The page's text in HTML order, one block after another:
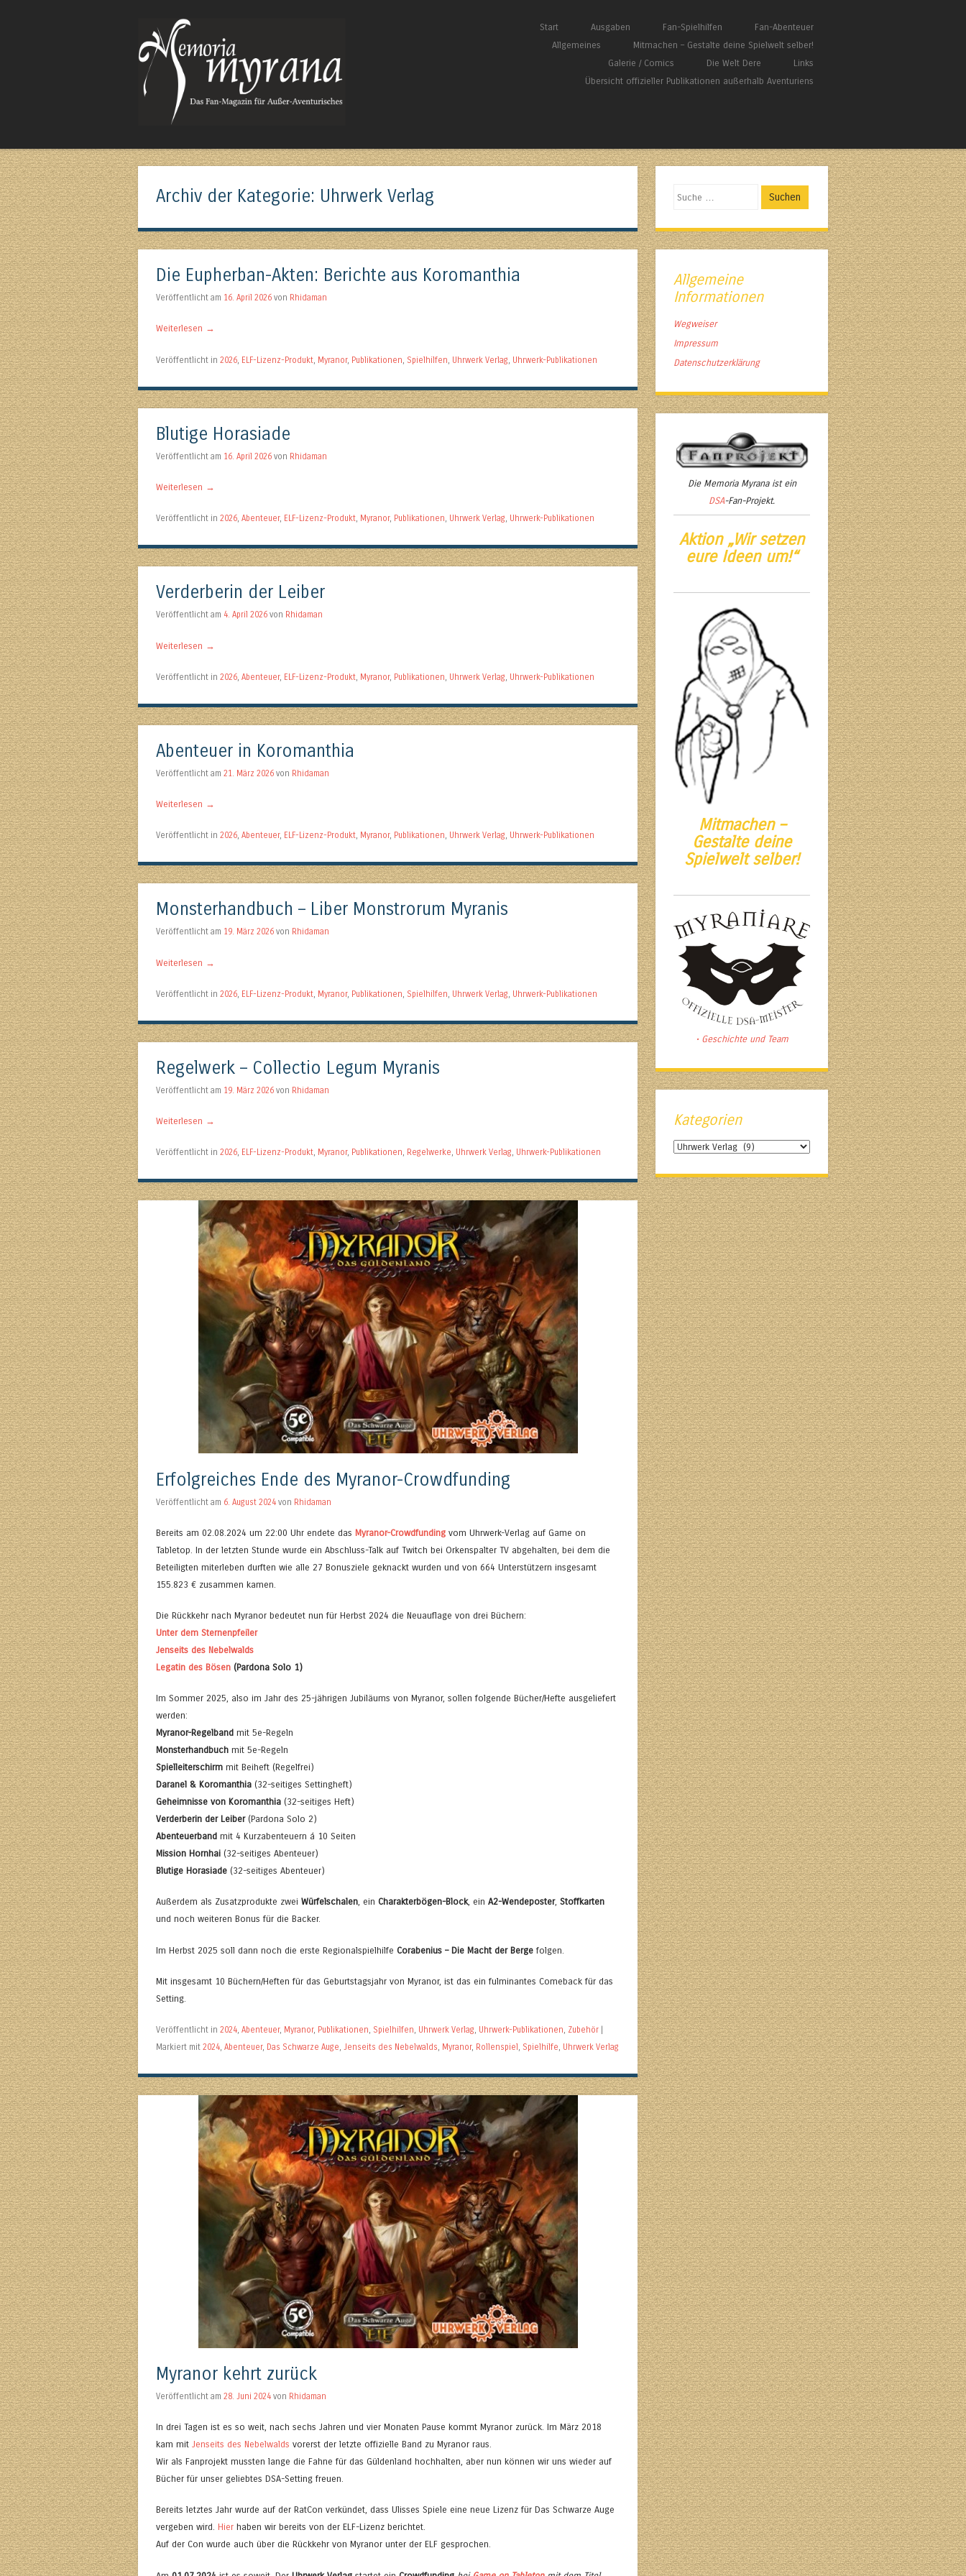
Springe zum Inhalt
Start Ausgaben Fan-Spielhilfen
Fan-Abenteuer
Allgemeines
Mitmachen – Gestalte deine Spielwelt selber!
Galerie / Comics
Die Welt Dere
Links
Übersicht offizieller Publikationen außerhalb Aventuriens
Archiv der Kategorie: Uhrwerk Verlag
Die Eupherban-Akten: Berichte aus Koromanthia
Veröffentlicht am 16. April 2026 von Rhidaman
Weiterlesen →
Veröffentlicht in 2026 ELF-Lizenz-Produkt Myranor, Publikationen Spielhilfen Uhrwerk Verlag Uhrwerk-Publikationen
Blutige Horasiade
Veröffentlicht am 16. April 2026 von Rhidaman
Weiterlesen →
Veröffentlicht in 2026, Abenteuer, ELF-Lizenz-Produkt, Myranor, Publikationen, Uhrwerk Verlag, Uhrwerk-Publikationen
Verderberin der Leiber
Veröffentlicht am 4. April 2026 von Rhidaman
Weiterlesen →
Veröffentlicht in 2026 Abenteuer, ELF-Lizenz-Produkt Myranor, Publikationen Uhrwerk Verlag Uhrwerk-Publikationen
Abenteuer in Koromanthia
Veröffentlicht am 21. März 2026 von Rhidaman
Weiterlesen →
Veröffentlicht in 2026, Abenteuer, ELF-Lizenz-Produkt, Myranor, Publikationen, Uhrwerk Verlag, Uhrwerk-Publikationen
Monsterhandbuch – Liber Monstrorum Myranis
Veröffentlicht am 19. März 2026 von Rhidaman
Weiterlesen →
Veröffentlicht in 2026, ELF-Lizenz-Produkt, Myranor, Publikationen, Spielhilfen, Uhrwerk Verlag, Uhrwerk-Publikationen
Regelwerk – Collectio Legum Myranis
Veröffentlicht am 19. März 2026 von Rhidaman
Weiterlesen →
Veröffentlicht in 2026, ELF-Lizenz-Produkt, Myranor, Publikationen, Regelwerke, Uhrwerk Verlag, Uhrwerk-Publikationen
Erfolgreiches Ende des Myranor-Crowdfunding
Veröffentlicht am 6. August 2024 von Rhidaman
Bereits am 02.08.2024 um 22:00 Uhr endete das Myranor-Crowdfunding vom Uhrwerk-Verlag auf Game on
Tabletop. In der letzten Stunde wurde ein Abschluss-Talk auf Twitch bei Orkenspalter TV abgehalten, bei dem die
Beteiligten miterleben durften wie alle 27 Bonusziele geknackt wurden und von 664 Unterstützern insgesamt
155.823 € zusammen kamen.
Die Rückkehr nach Myranor bedeutet nun für Herbst 2024 die Neuauflage von drei Büchern:
Unter dem Sternenpfeiler
Jenseits des Nebelwalds
Legatin des Bösen (Pardona Solo 1)
Im Sommer 2025, also im Jahr des 25-jährigen Jubiläums von Myranor, sollen folgende Bücher/Hefte ausgeliefert
werden:
Myranor-Regelband mit 5e-Regeln
Monsterhandbuch mit 5e-Regeln
Spielleiterschirm mit Beiheft (Regelfrei)
Daranel & Koromanthia (32-seitiges Settingheft)
Geheimnisse von Koromanthia (32-seitiges Heft)
Verderberin der Leiber(Pardona Solo 2)
Abenteuerband mit 4 Kurzabenteuern á 10 Seiten
Mission Hornhai (32-seitiges Abenteuer)
Blutige Horasiade (32-seitiges Abenteuer)
Außerdem als Zusatzprodukte zwei Würfelschalen, ein Charakterbögen-Block, ein A2-Wendeposter, Stoffkarten
und noch weiteren Bonus für die Backer.
Im Herbst 2025 soll dann noch die erste Regionalspielhilfe Corabenius – Die Macht der Berge folgen.
Mit insgesamt 10 Büchern/Heften für das Geburtstagsjahr von Myranor, ist das ein fulminantes Comeback für das
Setting.
Veröffentlicht in 2024, Abenteuer, Myranor, Publikationen, Spielhilfen, Uhrwerk Verlag, Uhrwerk-Publikationen, Zubehör |
Markiert mit 2024, Abenteuer, Das Schwarze Auge, Jenseits des Nebelwalds, Myranor, Rollenspiel, Spielhilfe, Uhrwerk Verlag
Myranor kehrt zurück
Veröffentlicht am 28. Juni 2024 von Rhidaman
In drei Tagen ist es so weit, nach sechs Jahren und vier Monaten Pause kommt Myranor zurück. Im März 2018
kam mit Jenseits des Nebelwalds vorerst der letzte offizielle Band zu Myranor raus.
Wir als Fanprojekt mussten lange die Fahne für das Güldenland hochhalten, aber nun können wir uns wieder auf
Bücher für unser geliebtes DSA-Setting freuen.
Bereits letztes Jahr wurde auf der RatCon verkündet, dass Ulisses Spiele eine neue Lizenz für Das Schwarze Auge
vergeben wird. Hier haben wir bereits von der ELF-Lizenz berichtet.
Auf der Con wurde auch über die Rückkehr von Myranor unter der ELF gesprochen.
Suchen
Allgemeine
Informationen
Wegweiser
Impressum
Datenschutzerklärung
Die Memoria Myranaist ein
DSA-Fan-Projekt.
Aktion „Wir setzen
eure Ideen um!“
Mitmachen –
Gestalte deine
Spielwelt selber!
• Geschichte und Team
Kategorien
Kategorien